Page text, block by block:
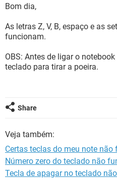
GUIA DE COMPRAS
GUIA DE COMPRAS
CELULAR
OUTLOOK
GUIA DE COMPRAS
Bom dia,
As letras Z, V, B, espaço e as
funcionam.
OBS: Antes de ligar o
teclado para tirar a poeira.
Share
Veja também:
Certas teclas do meu note não
Número zero do teclado não
Tecla de apagar no teclado